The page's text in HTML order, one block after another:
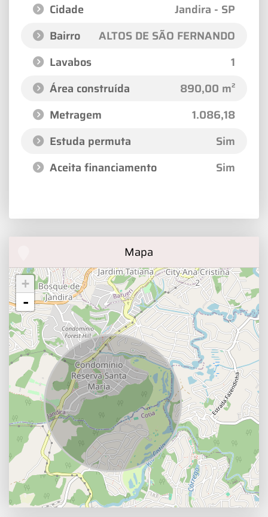
Cidade
Jandira - SP
Bairro
ALTOS DE SÃO FERNANDO
Lavabos
1
Área construída
890,00 m²
Metragem
1.086,18
Estuda permuta
Sim
Aceita financiamento
Sim
Mapa
+
-